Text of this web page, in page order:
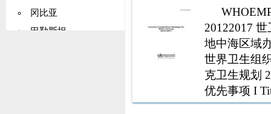
冈比亚
巴勒斯坦
20122017
地中海区域
世界卫生组
克卫生规划
优先事项 I
世界卫生组